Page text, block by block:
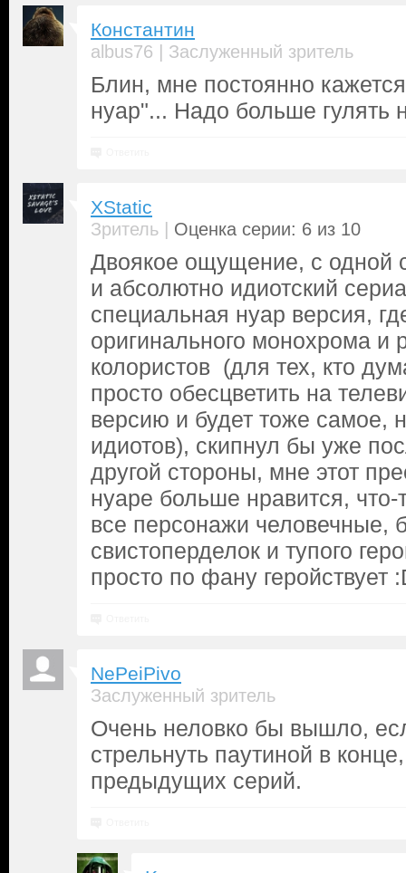
Константин
albus76 | Заслуженный зритель
Блин, мне постоянно
нуар"... Надо больше гулять
XStatic
Зритель | Оценка серии: 6 из 10
Двоякое ощущение, с одной
и абсолютно идиотский
специальная нуар версия,
оригинального монохрома и
колористов (для тех, кто
просто обесцветить на
версию и будет тоже самое,
идиотов), скипнул бы уже
другой стороны, мне этот
нуаре больше нравится, что-
все персонажи человечные,
свистоперделок и тупого
просто по фану геройствует
NePeiPivo
Заслуженный зритель
Очень неловко бы вышло,
стрельнуть паутиной в
предыдущих серий.